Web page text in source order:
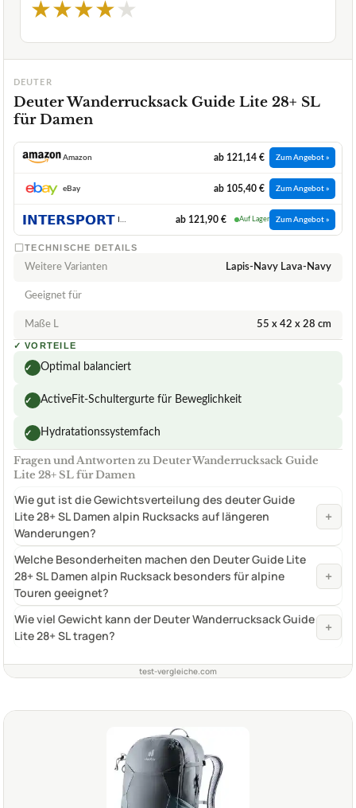
★★★★★
DEUTER
Deuter Wanderrucksack Guide Lite 28+ SL
für Damen
Amazon ab 121,14 € Zum Angebot »
eBay ab 105,40 € Zum Angebot »
INTERSPORT ab 121,90 € Auf Lager Zum Angebot »
TECHNISCHE DETAILS
Weitere Varianten Lapis-Navy Lava-Navy
Geeignet für
Maße L ‎55 x 42 x 28 cm
✓ VORTEILE
✓ Optimal balanciert
✓ ActiveFit-Schultergurte für Beweglichkeit
✓ Hydratationssystemfach
Fragen und Antworten zu Deuter Wanderrucksack Guide
Lite 28+ SL für Damen
Wie gut ist die Gewichtsverteilung des deuter Guide
Lite 28+ SL Damen alpin Rucksacks auf längeren
Wanderungen?
+
Welche Besonderheiten machen den Deuter Guide Lite
28+ SL Damen alpin Rucksack besonders für alpine
Touren geeignet?
+
Wie viel Gewicht kann der Deuter Wanderrucksack Guide
Lite 28+ SL tragen?
+
test-vergleiche.com